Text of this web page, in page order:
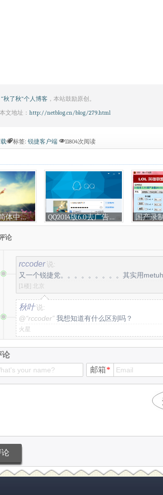
“秋了秋”个人博客，本站鼓励原创。
文地址： http://netblog.cn/blog/279.html
标签: 锐捷客户端 11804次阅读
会声会影x5简体中文免费下载 QQ2014版6.0去广告显ip绿化版下载
论
rccoder 说:
又一个锐捷党。。。。。。。。。其实用
[1楼] 北京
秋叶 说:
@“rccoder” 我想知道有什么区别吗？
火星
邮箱*